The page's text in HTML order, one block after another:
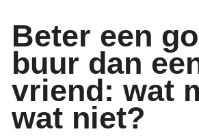
Beter een
buur dan
vriend: wat
wat niet?